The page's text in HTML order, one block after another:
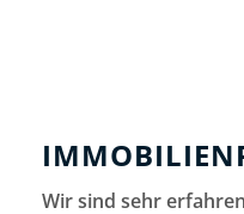
Wir sind sehr